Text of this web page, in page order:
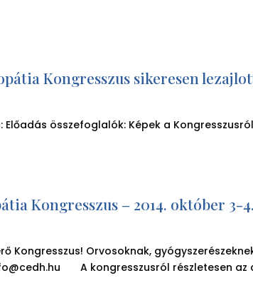
Kongresszus sikeresen
Előadás összefoglalók: Képek a
Kongresszus – 2014. október 3-4.
Kongresszus! Orvosoknak,
A kongresszusról részletesen az